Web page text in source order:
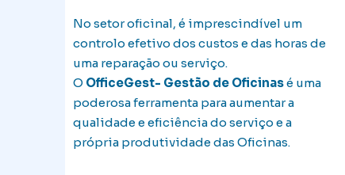
No setor oficinal, é imprescindível um
controlo efetivo dos custos e das horas de
uma reparação ou serviço.
O OfficeGest- Gestão de Oficinasé uma
poderosa ferramenta para aumentar a
qualidade e eficiência do serviço e a
própria produtividade das Oficinas.